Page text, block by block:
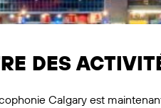
DES
Calgary est